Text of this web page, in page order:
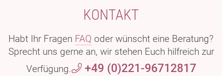
KONTAKT
Habt Ihr Fragen FAQ oder wünscht eine Beratung?
Sprecht uns gerne an, wir stehen Euch hilfreich zur
Verfügung.
+49 (0)221-96712817